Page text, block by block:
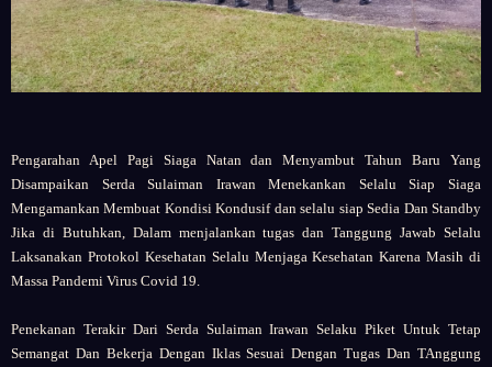
Pengarahan Apel Pagi Siaga Natan dan Menyambut Tahun Baru Yang
Disampaikan Serda Sulaiman Irawan Menekankan Selalu Siap Siaga
Mengamankan Membuat Kondisi Kondusif dan selalu siap Sedia Dan Standby
Jika di Butuhkan, Dalam menjalankan tugas dan Tanggung Jawab Selalu
Laksanakan Protokol Kesehatan Selalu Menjaga Kesehatan Karena Masih di
Massa Pandemi Virus Covid 19.
Penekanan Terakir Dari Serda Sulaiman Irawan Selaku Piket Untuk Tetap
Semangat Dan Bekerja Dengan Iklas Sesuai Dengan Tugas Dan TAnggung